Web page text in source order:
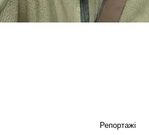
Репортажі